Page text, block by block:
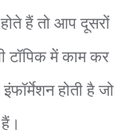
हैं तो आप दूसरों
में काम कर
होती है जो